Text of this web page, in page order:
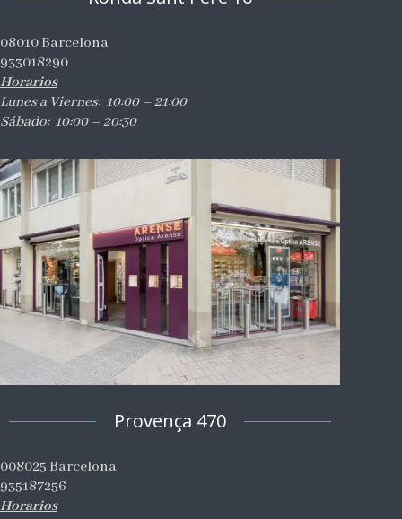
08010 Barcelona
933018290
Horarios
Lunes a Viernes: 10:00 – 21:00
Sábado: 10:00 – 20:30
Provença 470
008025 Barcelona
935187256
Horarios